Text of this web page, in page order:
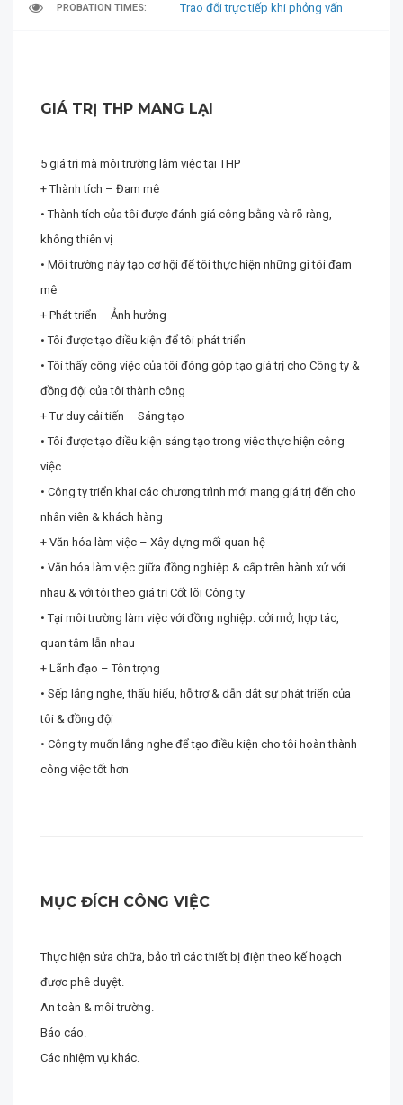
PROBATION TIMES: Trao đổi trực tiếp khi phỏng vấn
GIÁ TRỊ THP MANG LẠI
5 giá trị mà môi trường làm việc tại THP
+ Thành tích – Đam mê
• Thành tích của tôi được đánh giá công bằng và rõ ràng,
không thiên vị
• Môi trường này tạo cơ hội để tôi thực hiện những gì tôi đam
mê
+ Phát triển – Ảnh hưởng
• Tôi được tạo điều kiện để tôi phát triển
• Tôi thấy công việc của tôi đóng góp tạo giá trị cho Công ty &
đồng đội của tôi thành công
+ Tư duy cải tiến – Sáng tạo
• Tôi được tạo điều kiện sáng tạo trong việc thực hiện công
việc
• Công ty triển khai các chương trình mới mang giá trị đến cho
nhân viên & khách hàng
+ Văn hóa làm việc – Xây dựng mối quan hệ
• Văn hóa làm việc giữa đồng nghiệp & cấp trên hành xử với
nhau & với tôi theo giá trị Cốt lõi Công ty
• Tại môi trường làm việc với đồng nghiệp: cởi mở, hợp tác,
quan tâm lẫn nhau
+ Lãnh đạo – Tôn trọng
• Sếp lắng nghe, thấu hiểu, hỗ trợ & dẫn dắt sự phát triển của
tôi & đồng đội
• Công ty muốn lắng nghe để tạo điều kiện cho tôi hoàn thành
công việc tốt hơn
MỤC ĐÍCH CÔNG VIỆC
Thực hiện sửa chữa, bảo trì các thiết bị điện theo kế hoạch
được phê duyệt.
An toàn & môi trường.
Báo cáo.
Các nhiệm vụ khác.